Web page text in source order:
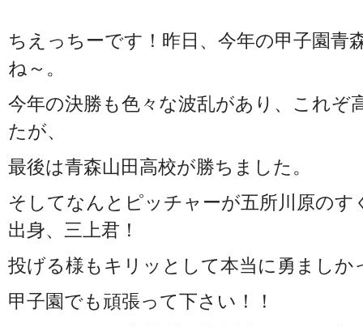
ちえっちーです！昨日、今年の甲子園青
ね～。
今年の決勝も色々な波乱があり、これぞ
たが、
最後は青森山田高校が勝ちました。
そしてなんとピッチャーが五所川原のす
出身、三上君！
投げる様もキリッとして本当に勇ましか
甲子園でも頑張って下さい！！